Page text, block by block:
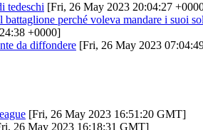
tedeschi [Fri, 26 May 2023 20:04:27
perché voleva mandare i suoi
+0000]
da diffondere [Fri, 26 May 2023
[Fri, 26 May 2023 16:51:20 GMT]
26 May 2023 16:18:31 GMT]